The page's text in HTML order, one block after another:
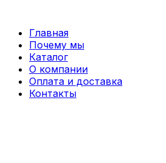
содержимому
Главная
Почему мы
Каталог
О компании
Оплата и доставка
Контакты